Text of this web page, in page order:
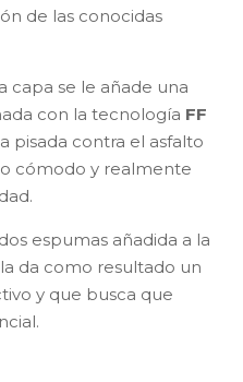
de las conocidas
capa se le añade una
con la tecnología FF
pisada contra el asfalto
cómodo y realmente
espumas añadida a la
da como resultado un
y que busca que